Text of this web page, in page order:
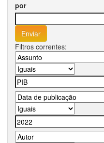
por
Filtros correntes: